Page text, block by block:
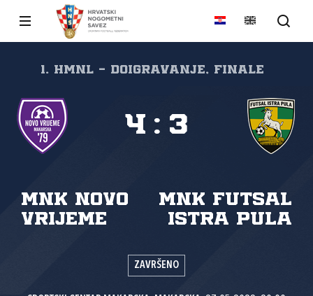
1. HMNL - doigravanje, Finale
MNK Novo
vrijeme
MNK Futsal
Istra Pula
4 : 3
ZAVRŠENO